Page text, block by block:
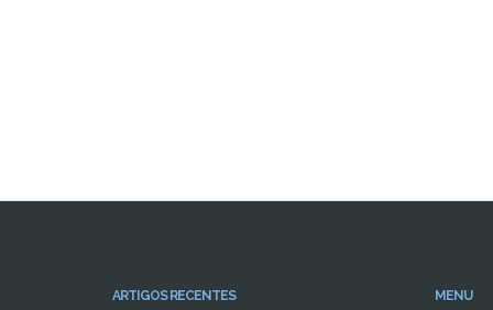
ARTIGOS RECENTES MENU